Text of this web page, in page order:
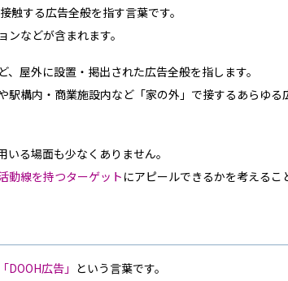
する広告全般を指す言葉です。
などが含まれます。
屋外に設置・掲出された広告全般を指します。
駅構内・商業施設内など「家の外」で接するあらゆ
る場面も少なくありません。
動線を持つターゲットにアピールできるかを考えるこ
「DOOH広告」 という言葉です。